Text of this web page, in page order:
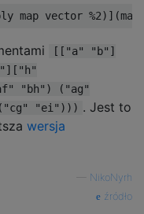
[["a" "b"]
"bh") ("ag"
"ei"))) . Jest to
wersja
NikoNyrh
źródło